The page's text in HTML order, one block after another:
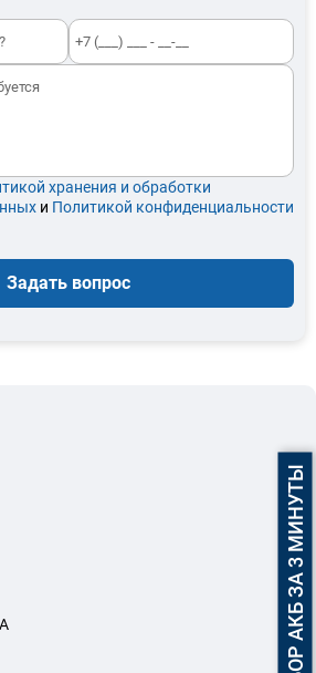
хранения и обработки
и Политикой конфиденциальности
Задать вопрос
ПОДБОР АКБ ЗА 3 МИНУТЫ